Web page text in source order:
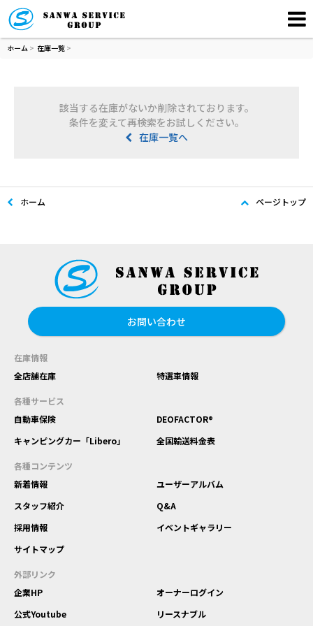
ホーム > 在庫一覧 >
該当する在庫がないか削除されております。
条件を変えて再検索をお試しください。
在庫一覧へ
ホーム ページトップ
お問い合わせ
在庫情報
全店舗在庫
特選車情報
各種サービス
自動車保険
DEOFACTOR®
キャンピングカー「Libero」
全国輸送料金表
各種コンテンツ
新着情報
ユーザーアルバム
スタッフ紹介
Q&A
採用情報
イベントギャラリー
サイトマップ
外部リンク
企業HP
オーナーログイン
公式Youtube
リースナブル